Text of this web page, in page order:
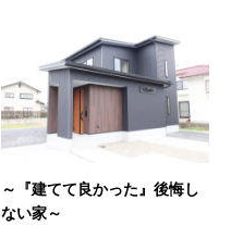
～『建てて良かった』後悔し
ない家～